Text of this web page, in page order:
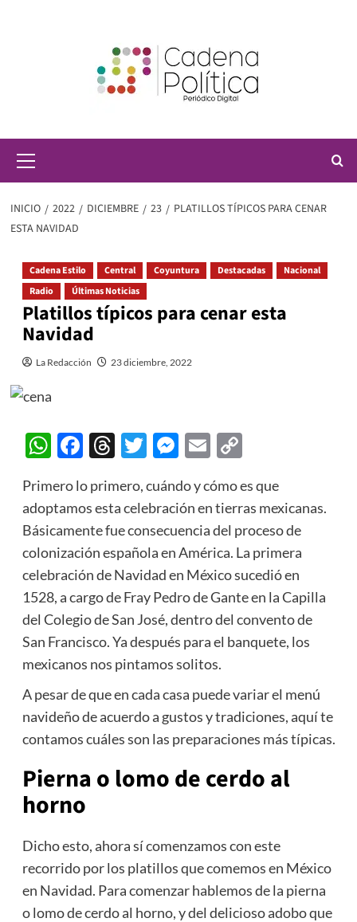
principal
INICIO 2022 DICIEMBRE 23
PLATILLOS TÍPICOS PARA CENAR
ESTA NAVIDAD
Cadena Estilo Central Coyuntura Destacadas
Nacional
Radio
Últimas Noticias
Platillos típicos para cenar esta
Navidad
La Redacción 23 diciembre, 2022
WhatsApp
Facebook
Threads
Twitter
Messenger
EmailCopy
Primero lo primero, cuándo y cómo es que
adoptamos esta celebración en tierras mexicanas.
Básicamente fue consecuencia del proceso de
colonización española en América. La primera
celebración de Navidad en México sucedió en
1528, a cargo de Fray Pedro de Gante en la Capilla
del Colegio de San José, dentro del convento de
San Francisco. Ya después para el banquete, los
mexicanos nos pintamos solitos.
A pesar de que en cada casa puede variar el menú
navideño de acuerdo a gustos y tradiciones, aquí te
contamos cuáles son las preparaciones más típicas.
Pierna o lomo de cerdo al
horno
Dicho esto, ahora sí comenzamos con este
recorrido por los platillos que comemos en México
en Navidad. Para comenzar hablemos de la pierna
o lomo de cerdo al horno, y del delicioso adobo que